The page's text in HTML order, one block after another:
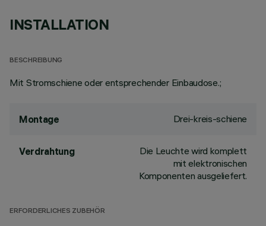
INSTALLATION
BESCHREIBUNG
Mit Stromschiene oder entsprechender Einbaudose.;
Montage Drei-kreis-schiene
Verdrahtung
Die Leuchte wird komplett
mit elektronischen
Komponenten ausgeliefert.
ERFORDERLICHES ZUBEHÖR